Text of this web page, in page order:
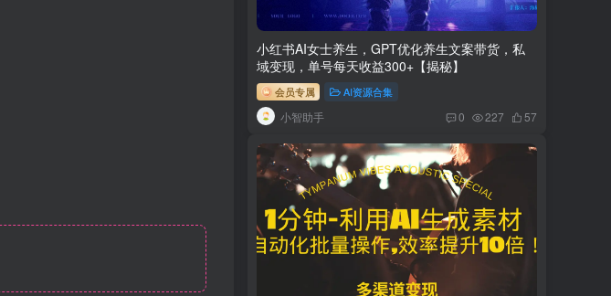
小红书AI女士养生，GPT优化养生文案带货，私
域变现，单号每天收益300+【揭秘】
会员专属 AI资源合集
小智助手 0 227 57